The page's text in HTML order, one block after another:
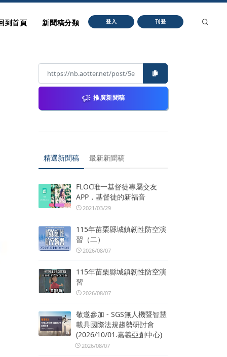
到首頁 新聞稿分類 登入 刊登
推廣新聞稿
精選新聞稿 最新新聞稿
FLOC唯一基督徒專屬交友
APP，基督徒的新福音
2021/03/29
115年苗栗縣城鎮韌性防空演
習（二）
2026/08/07
115年苗栗縣城鎮韌性防空演
習
2026/08/07
敬邀參加 - SGS無人機暨智慧
載具國際法規趨勢研討會
(2026/10/01.嘉義亞創中心)
2026/08/07